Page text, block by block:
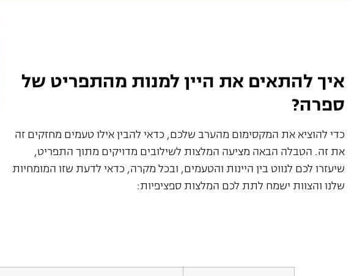
איך להתאים את היין למנות מהתפריט של
ספרה?
כדי להוציא את המקסימום מהערב שלכם, כדאי להבין אילו טעמים מחזקים זה
את זה. הטבלה הבאה מציעה המלצות לשילובים מדויקים מתוך התפריט,
שיעזרו לכם לנווט בין היינות והטעמים, ובכל מקרה, כדאי לדעת שזו המומחיות
שלנו והצוות ישמח לתת לכם המלצות ספציפיות: